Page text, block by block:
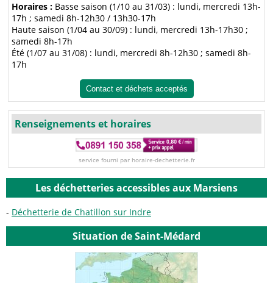
Horaires : Basse saison (1/10 au 31/03) : lundi, mercredi 13h-
17h ; samedi 8h-12h30 / 13h30-17h
Haute saison (1/04 au 30/09) : lundi, mercredi 13h-17h30 ;
samedi 8h-17h
Été (1/07 au 31/08) : lundi, mercredi 8h-12h30 ; samedi 8h-
17h
Contact et déchets acceptés
Renseignements et horaires
service fourni par horaire-dechetterie.fr
Les déchetteries accessibles aux Marsiens
Déchetterie de Chatillon sur Indre
Situation de Saint-Médard